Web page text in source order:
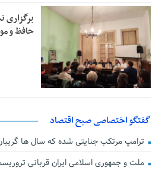
حافظ و
گفتگو اختصاصی صبح اقتصاد
ترامپ مرتکب جنایتی شده که سال ها
ملت و جمهوری اسلامی ایران قربانی